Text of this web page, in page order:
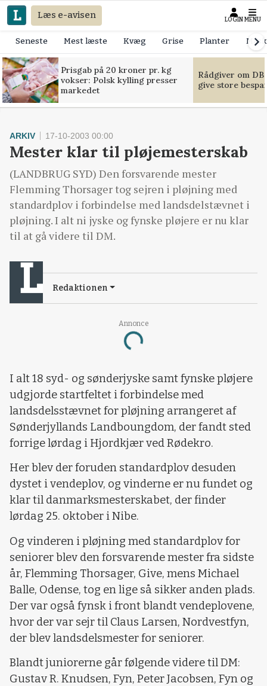
Læs e-avisen LOGIN MENU
Seneste Mest læste Kvæg Grise Planter
Prisgab på 20 kroner pr. kg
vokser: Polsk kylling presser
markedet
Rådgiver om
give store
Annonce
Loading...
ARKIV 17-10-2003 00:00
Mester klar til pløjemesterskab
(LANDBRUG SYD) Den forsvarende mester
Flemming Thorsager tog sejren i pløjning med
standardplov i forbindelse med landsdelstævnet i
pløjning. I alt ni jyske og fynske pløjere er nu klar
til at gå videre til DM.
Redaktionen
I alt 18 syd- og sønderjyske samt fynske pløjere
udgjorde startfeltet i forbindelse med
landsdelsstævnet for pløjning arrangeret af
Sønderjyllands Landboungdom, der fandt sted
forrige lørdag i Hjordkjær ved Rødekro.
Her blev der foruden standardplov desuden
dystet i vendeplov, og vinderne er nu fundet og
klar til danmarksmesterskabet, der finder
lørdag 25. oktober i Nibe.
Og vinderen i pløjning med standardplov for
seniorer blev den forsvarende mester fra sidste
år, Flemming Thorsager, Give, mens Michael
Balle, Odense, tog en lige så sikker anden plads.
Der var også fynsk i front blandt vendeplovene,
hvor der var sejr til Claus Larsen, Nordvestfyn,
der blev landsdelsmester for seniorer.
Blandt juniorerne går følgende videre til DM:
Gustav R. Knudsen, Fyn, Peter Jacobsen, Fyn og